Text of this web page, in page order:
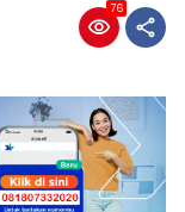
76